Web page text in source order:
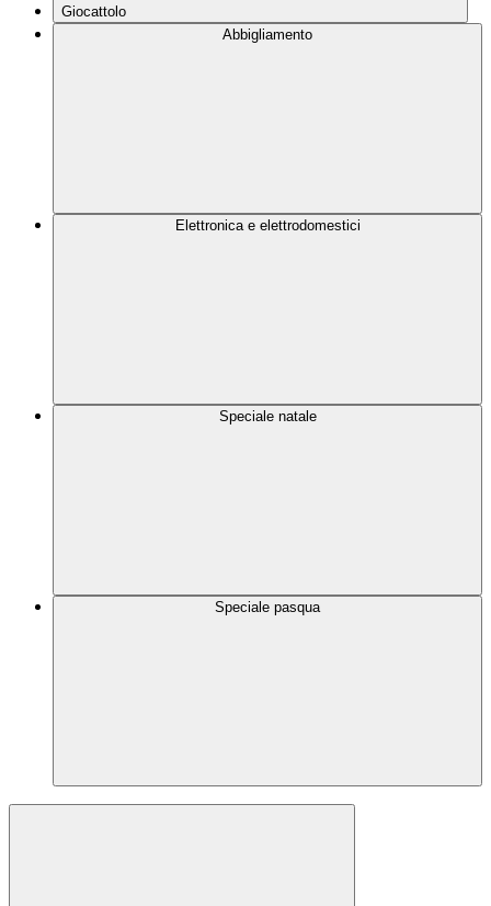
Giocattolo
Abbigliamento
Elettronica e elettrodomestici
Speciale natale
Speciale pasqua